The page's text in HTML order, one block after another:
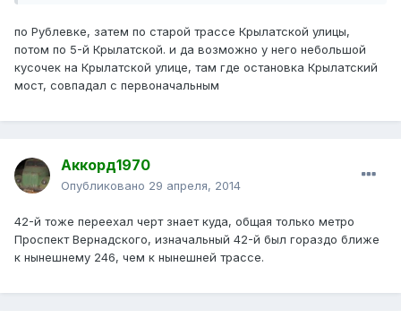
по Рублевке, затем по старой трассе Крылатской улицы,
потом по 5-й Крылатской. и да возможно у него небольшой
кусочек на Крылатской улице, там где остановка Крылатский
мост, совпадал с первоначальным
Аккорд1970
Опубликовано 29 апреля, 2014
42-й тоже переехал черт знает куда, общая только метро
Проспект Вернадского, изначальный 42-й был гораздо ближе
к нынешнему 246, чем к нынешней трассе.